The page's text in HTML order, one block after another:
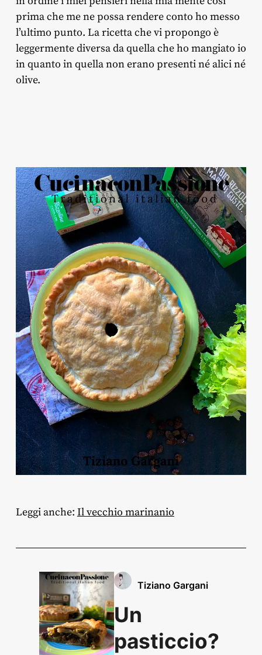
prima che me ne possa rendere conto ho messo
l’ultimo punto. La ricetta che vi propongo è
leggermente diversa da quella che ho mangiato io
in quanto in quella non erano presenti né alici né
olive.
Leggi anche: Il vecchio marinanio
Tiziano Gargani
Un
pasticcio?